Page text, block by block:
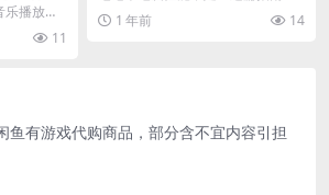
用需知
播放、
卓图像
11
你如何通过内存升级、SSD更换、
系统优化等方案提升...
1 年前 14
鱼有游戏代购商品，部分含不宜内容引担